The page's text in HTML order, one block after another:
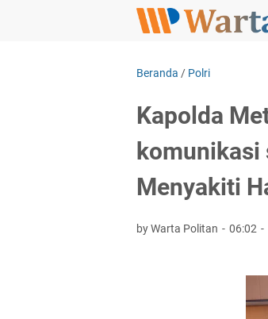
Beranda / Polri
Kapolda
komunikasi
Menyakiti
by Warta Politan 06:02